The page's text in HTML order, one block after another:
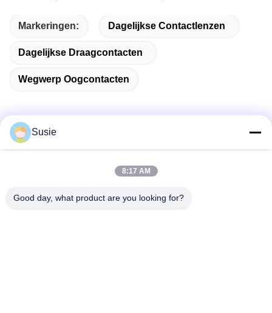
Markeringen: Dagelijkse Contactlenzen
Dagelijkse Draagcontacten
Wegwerp Oogcontacten
Kamer 1101, gebouw 5, Gaosheng Times Square, 789
Susie
8:17 AM
Good day, what product are you looking for?